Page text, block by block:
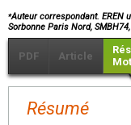
⁎Auteur correspondant. EREN
Sorbonne Paris Nord,
PDF Article
Résumé